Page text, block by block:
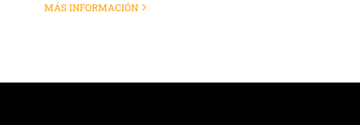
MÁS INFORMACIÓN